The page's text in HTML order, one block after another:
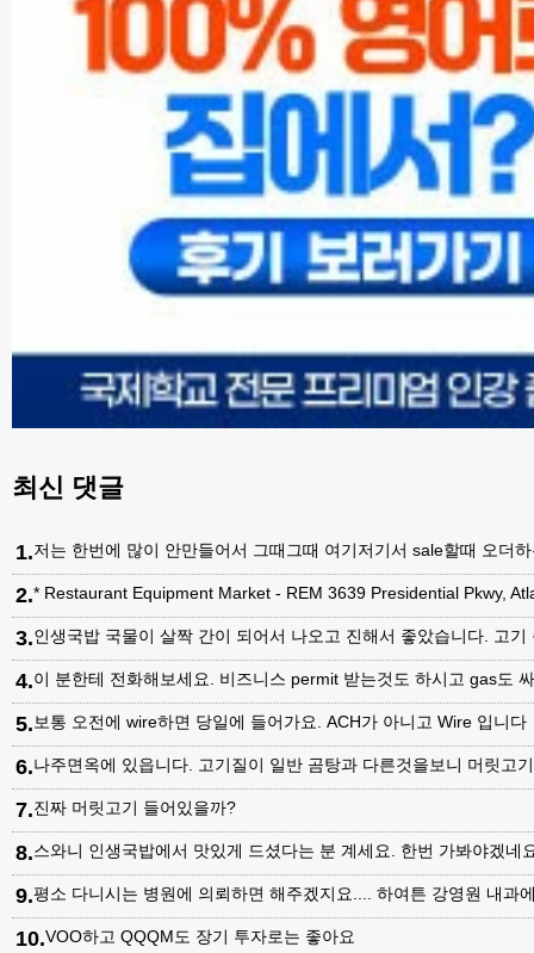
최신 댓글
1.저는 한번에 많이 안만들어서 그때그때 여기저기서 sale할때 오더
2.* Restaurant Equipment Market - REM 3639 Presidential Pkwy,
3.인생국밥 국물이 살짝 간이 되어서 나오고 진해서 좋았습니다. 고
4.이 분한테 전화해보세요. 비즈니스 permit 받는것도 하시고 gas도
5.보통 오전에 wire하면 당일에 들어가요. ACH가 아니고 Wire 입니다
6.나주면옥에 있읍니다. 고기질이 일반 곰탕과 다른것을보니 머릿고
7.진짜 머릿고기 들어있을까?
8.스와니 인생국밥에서 맛있게 드셨다는 분 계세요. 한번 가봐야겠네
9.평소 다니시는 병원에 의뢰하면 해주겠지요.... 하여튼 강영원 내과
10.VOO하고 QQQM도 장기 투자로는 좋아요